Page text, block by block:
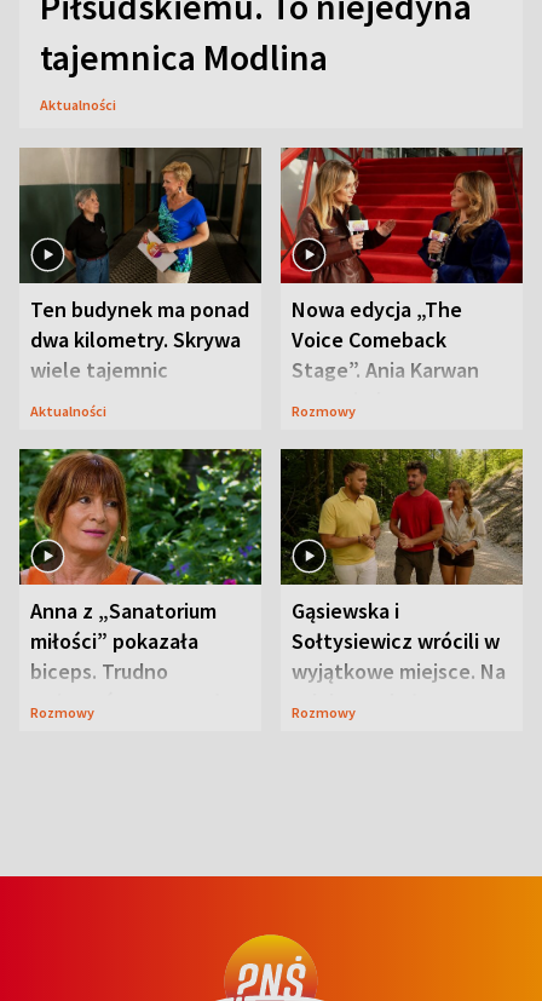
tajemnica Modlina
Aktualności
Ten budynek ma ponad
dwa kilometry. Skrywa
wiele tajemnic
Aktualności
Nowa edycja „The
Voice Comeback
Stage”. Ania Karwan
zapowiada
Rozmowy
Anna z „Sanatorium
miłości” pokazała
biceps. Trudno
uwierzyć, co przeszła
Rozmowy
Gąsiewska i
Sołtysiewicz wrócili w
wyjątkowe miejsce. Na
szlaku czekał
Rozmowy